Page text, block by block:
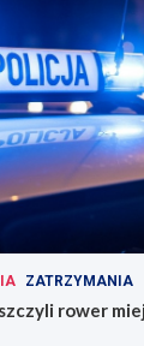
ZATRZYMANIA
rower